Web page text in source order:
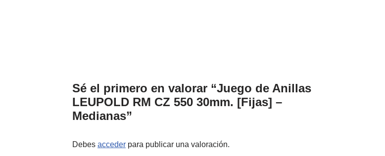
Sé el primero en valorar “Juego de Anillas
LEUPOLD RM CZ 550 30mm. [Fijas] –
Medianas”
Debes acceder para publicar una valoración.